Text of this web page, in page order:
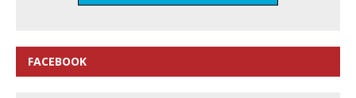
FACEBOOK